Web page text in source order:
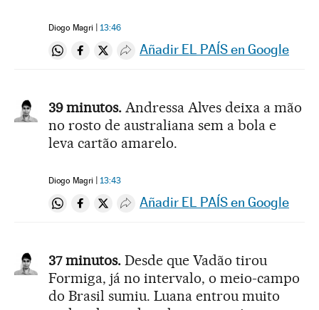
Diogo Magri 13:46
Compartir en Whatsapp
Compartir en Facebook
Compartir en Twitter
Desplegar Redes Sociales
Añadir EL PAÍS en Google
39 minutos. Andressa Alves deixa a mão
no rosto de australiana sem a bola e
leva cartão amarelo.
Diogo Magri 13:43
Compartir en Whatsapp
Compartir en Facebook
Compartir en Twitter
Desplegar Redes Sociales
Añadir EL PAÍS en Google
37 minutos. Desde que Vadão tirou
Formiga, já no intervalo, o meio-campo
do Brasil sumiu. Luana entrou muito